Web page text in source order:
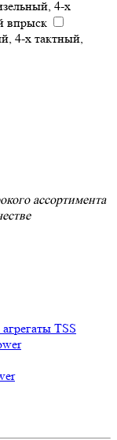
4-х
впрыск
4-х тактный,
ассортимента
TSS